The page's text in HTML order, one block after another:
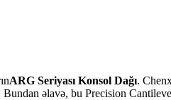
ARG Seriyası Konsol Dağı.
Bundan əlavə, bu Precision